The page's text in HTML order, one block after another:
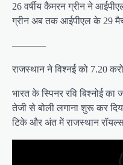
26 वर्षीय कैमरन ग्रीन ने
ग्रीन अब तक आईपीएल के 29
———–
राजस्थान ने विश्नई को 7.20
भारत के स्पिनर रवि बिश्नोई
तेजी से बोली लगाना शुरू कर
टिके और अंत में राजस्थान